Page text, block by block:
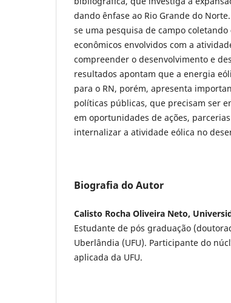
dando ênfase ao Rio Grande do
se uma pesquisa de campo
econômicos envolvidos com a
compreender o desenvolvimento e
resultados apontam que a energia
para o RN, porém, apresenta
políticas públicas, que precisam ser
em oportunidades de ações,
internalizar a atividade eólica no
Biografia do Autor
Calisto Rocha Oliveira Neto,
Estudante de pós graduação
Uberlândia (UFU). Participante do
aplicada da UFU.